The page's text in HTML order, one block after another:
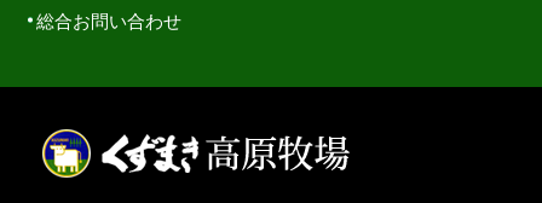
総合お問い合わせ